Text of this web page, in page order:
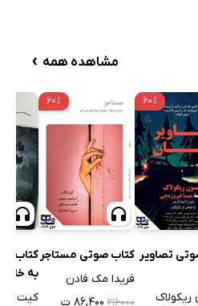
مشاهده همه ›
۶۰٪
تصاویر
۶۰٪
کتاب صوتی مستاجر
فریدا مک فادن
۲۱۶۰۰۰ ۸۶,۴۰۰ ت
کتاب
به خانه
کیت